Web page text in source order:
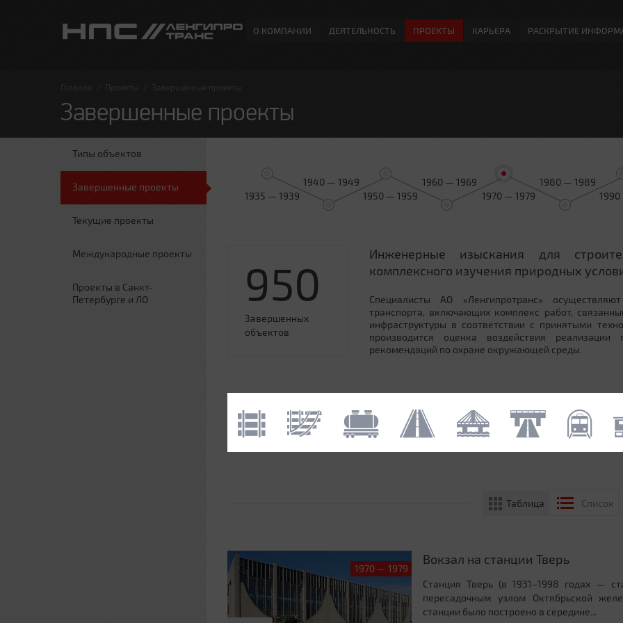
О КОМПАНИИ ДЕЯТЕЛЬНОСТЬ ПРОЕКТЫ КАРЬЕРА РАСКРЫТИЕ
Главная Проекты Завершенные проекты
Завершенные проекты
Типы объектов
Завершенные проекты
Текущие проекты
Международные проекты
Проекты в Санкт-
Петербурге и ЛО
1935 — 1939
1940 — 1949
1950 — 1959
1960 — 1969
1970 — 1979
1980 — 1989
950
Завершенных
объектов
Инженерные изыскания для
комплексного изучения природных
Специалисты АО «Ленгипротранс»
транспорта, включающих комплекс работ,
инфраструктуры в соответствии с принятыми
производится оценка воздействия
рекомендаций по охране окружающей среды.
Таблица Список
1970 — 1979
Вокзал на станции Тверь
Станция Тверь (в 1931–1998 годах —
пересадочным узлом Октябрьской
станции было построено в середине...